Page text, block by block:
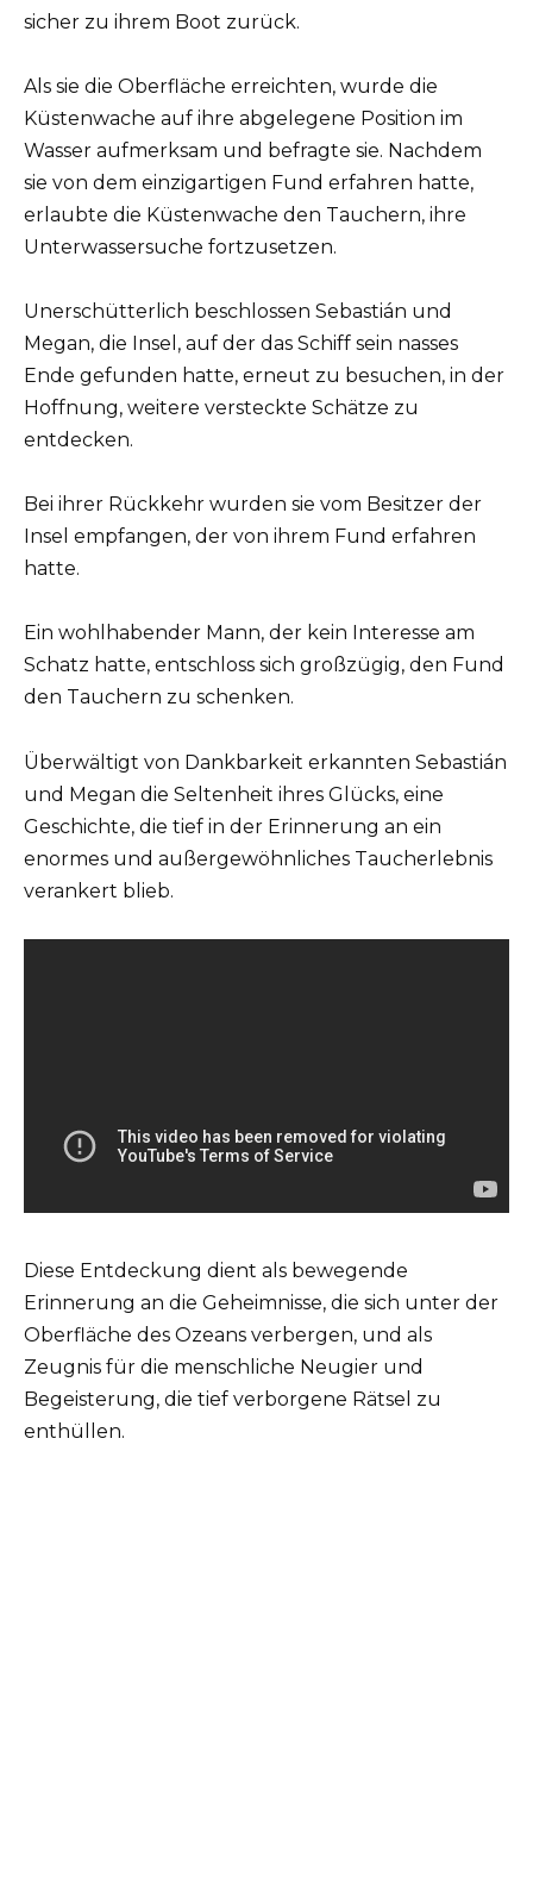
sicher zu ihrem Boot zurück.
Als sie die Oberfläche erreichten, wurde die
Küstenwache auf ihre abgelegene Position im
Wasser aufmerksam und befragte sie. Nachdem
sie von dem einzigartigen Fund erfahren hatte,
erlaubte die Küstenwache den Tauchern, ihre
Unterwassersuche fortzusetzen.
Unerschütterlich beschlossen Sebastián und
Megan, die Insel, auf der das Schiff sein nasses
Ende gefunden hatte, erneut zu besuchen, in der
Hoffnung, weitere versteckte Schätze zu
entdecken.
Bei ihrer Rückkehr wurden sie vom Besitzer der
Insel empfangen, der von ihrem Fund erfahren
hatte.
Ein wohlhabender Mann, der kein Interesse am
Schatz hatte, entschloss sich großzügig, den Fund
den Tauchern zu schenken.
Überwältigt von Dankbarkeit erkannten Sebastián
und Megan die Seltenheit ihres Glücks, eine
Geschichte, die tief in der Erinnerung an ein
enormes und außergewöhnliches Taucherlebnis
verankert blieb.
Diese Entdeckung dient als bewegende
Erinnerung an die Geheimnisse, die sich unter der
Oberfläche des Ozeans verbergen, und als
Zeugnis für die menschliche Neugier und
Begeisterung, die tief verborgene Rätsel zu
enthüllen.